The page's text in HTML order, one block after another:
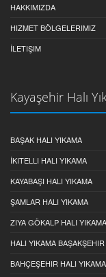
HAKKIMIZDA
HIZMET BÖLGELERIMIZ
İLETIŞIM
Kayaşehir Halı
BAŞAK HALI YIKAMA
İKITELLI HALI YIKAMA
KAYABAŞI HALI YIKAMA
ŞAMLAR HALI YIKAMA
ZIYA GÖKALP HALI YIKAMA
HALI YIKAMA BAŞAKŞEHIR
BAHÇEŞEHIR HALI